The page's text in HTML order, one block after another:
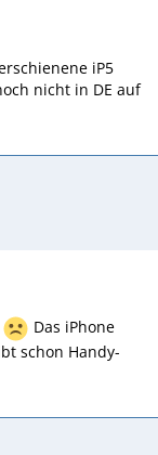
iP5
nicht in DE auf
Das iPhone
schon Handy-